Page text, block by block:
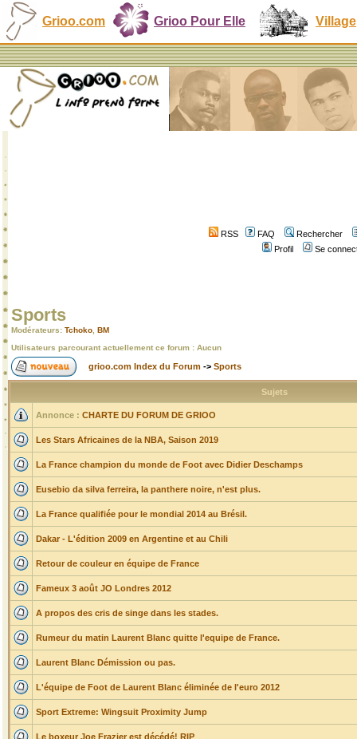
Grioo.com Grioo Pour Elle Village
RSS FAQ
Rechercher
Profil
Se
Sports
Modérateurs: Tchoko BM
Utilisateurs parcourant actuellement ce forum : Aucun
grioo.com Index du Forum -> Sports
Sujets
Annonce : CHARTE DU FORUM DE GRIOO
Les Stars Africaines de la NBA, Saison 2019
La France champion du monde de Foot avec Didier Deschamps
Eusebio da silva ferreira, la panthere noire, n'est plus.
La France qualifiée pour le mondial 2014 au Brésil.
Dakar - L'édition 2009 en Argentine et au Chili
Retour de couleur en équipe de France
Fameux 3 août JO Londres 2012
A propos des cris de singe dans les stades.
Rumeur du matin Laurent Blanc quitte l'equipe de France.
Laurent Blanc Démission ou pas.
L'équipe de Foot de Laurent Blanc éliminée de l'euro 2012
Sport Extreme: Wingsuit Proximity Jump
Le boxeur Joe Frazier est décédé! RIP